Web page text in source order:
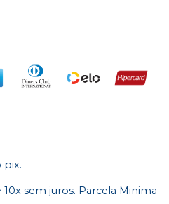
pix.
10x sem juros. Parcela Minima